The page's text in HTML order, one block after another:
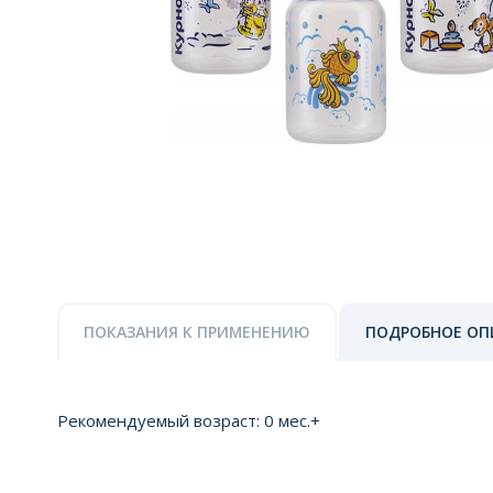
ПОКАЗАНИЯ К ПРИМЕНЕНИЮ ПОДРОБНОЕ
Рекомендуемый возраст: 0 мес.+